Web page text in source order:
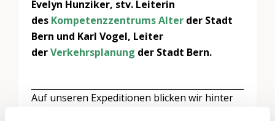
Evelyn Hunziker, stv. Leiterin
des Kompetenzzentrums Alter der Stadt
Bern und Karl Vogel, Leiter
derVerkehrsplanung der Stadt Bern.
Auf unseren Expeditionen blicken wir hinter